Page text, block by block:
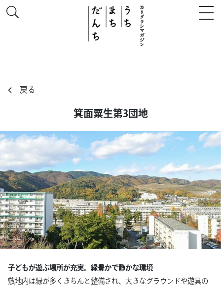
このサイトについて
# うち
# まち
# だんち
ちず
特集
連載
タグ一覧
戻る
箕面粟生第3団地
子どもが遊ぶ場所が充実。緑豊かで静かな環境
敷地内は緑が多くきちんと整備され、大きなグラウンドや遊具の